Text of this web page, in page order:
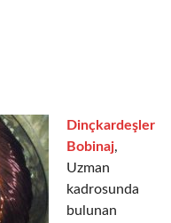
Dinçkardeşler
Bobinaj,
Uzman
kadrosunda
bulunan